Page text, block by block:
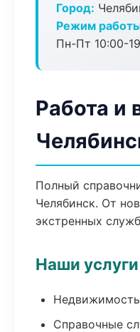
Город:
Режим
Пн-Пт 10:00-
Работа и
Полный
Челябинск. От
экстренных
Наши услуги
Справочные